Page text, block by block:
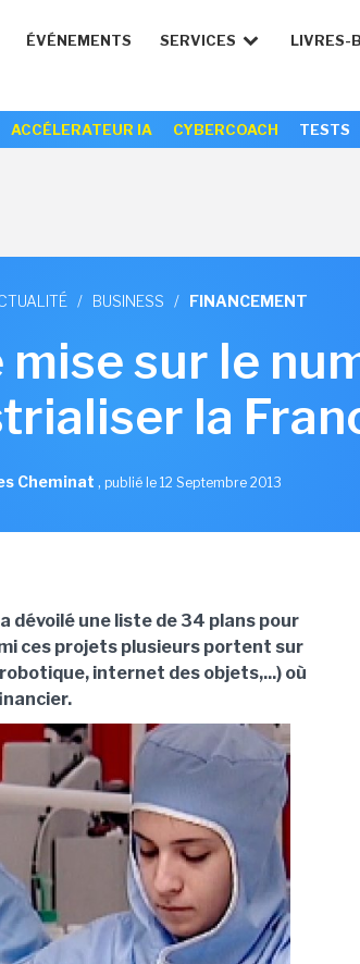
ÉVÉNEMENTS SERVICES LIVRES-
ACCÉLERATEUR IA CYBERCOACH TESTS
/ BUSINESS / FINANCEMENT
mise sur le
la
Cheminat , publié le 12 Septembre 2013
dévoilé une liste de 34 plans pour
ces projets plusieurs portent sur
internet des objets,...) où